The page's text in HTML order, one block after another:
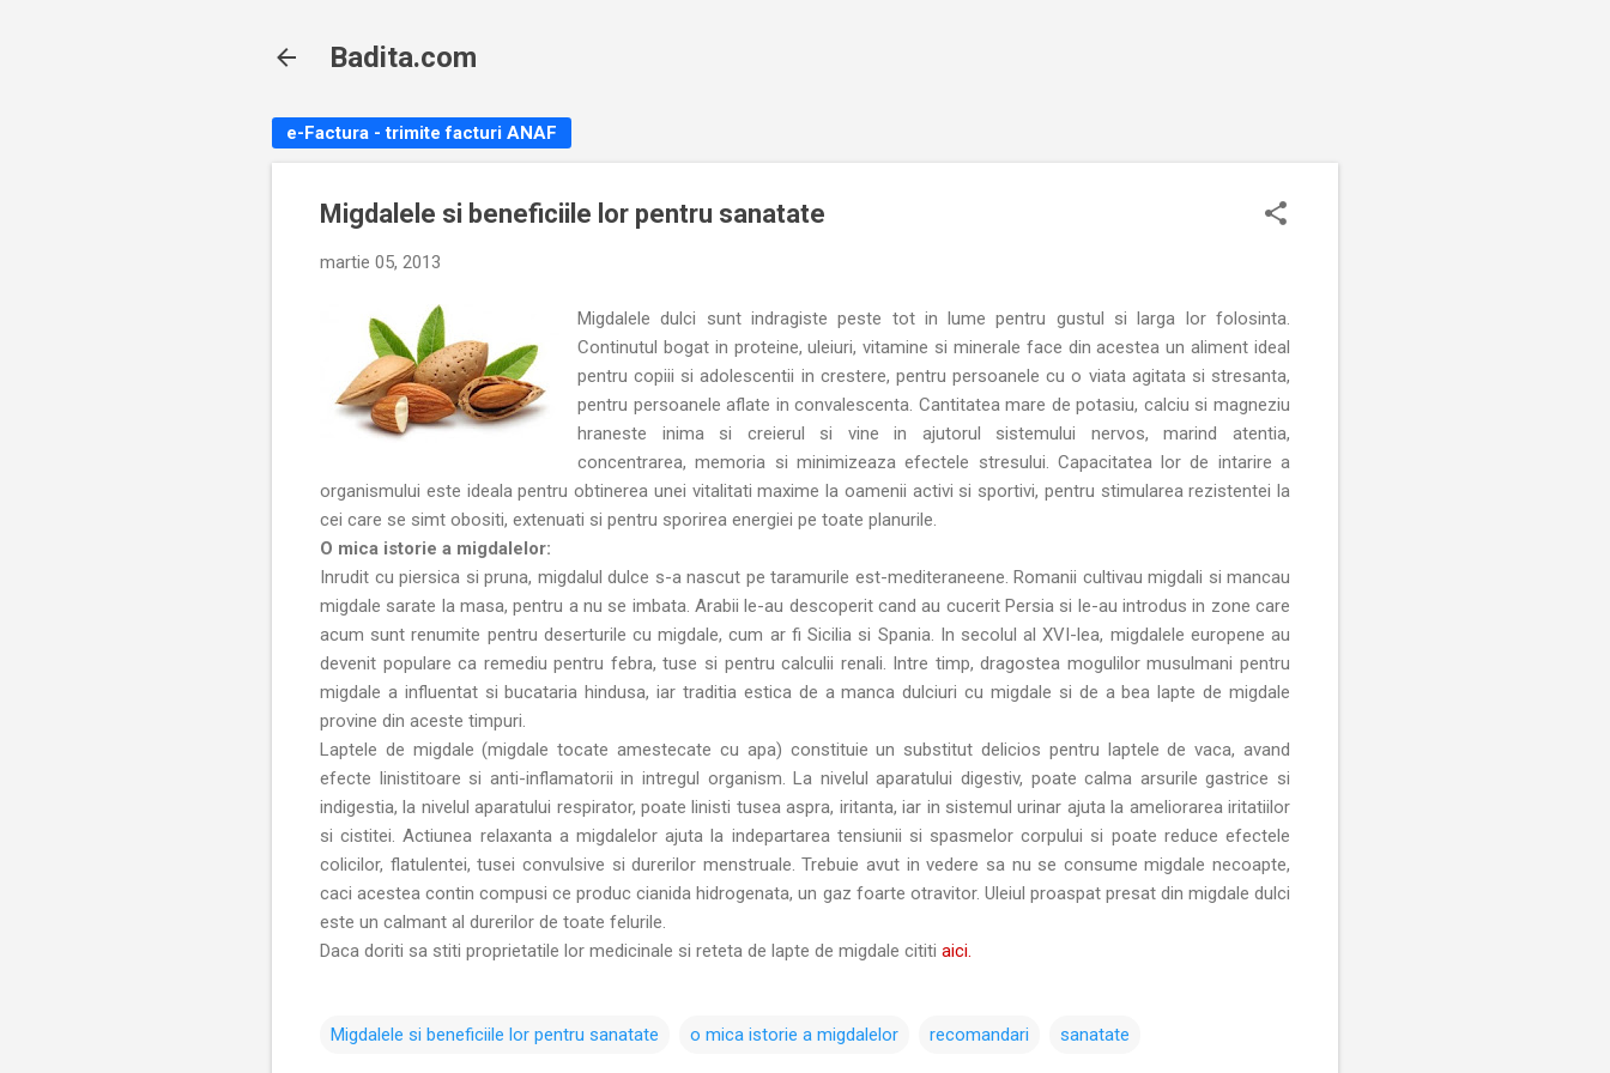
Badita.com
e-Factura - trimite facturi ANAF
Migdalele si beneficiile lor pentru sanatate
martie 05, 2013
Migdalele dulci sunt indragiste peste tot in lume pentru gustul si larga lor folosinta.
Continutul bogat in proteine, uleiuri, vitamine si minerale face din acestea un aliment ideal
pentru copiii si adolescentii in crestere, pentru persoanele cu o viata agitata si stresanta,
pentru persoanele aflate in convalescenta. Cantitatea mare de potasiu, calciu si magneziu
hraneste inima si creierul si vine in ajutorul sistemului nervos, marind atentia,
concentrarea, memoria si minimizeaza efectele stresului. Capacitatea lor de intarire a
organismului este ideala pentru obtinerea unei vitalitati maxime la oamenii activi si sportivi, pentru stimularea rezistentei la
cei care se simt obositi, extenuati si pentru sporirea energiei pe toate planurile.
O mica istorie a migdalelor:
Inrudit cu piersica si pruna, migdalul dulce s-a nascut pe taramurile est-mediteraneene. Romanii cultivau migdali si mancau
migdale sarate la masa, pentru a nu se imbata. Arabii le-au descoperit cand au cucerit Persia si le-au introdus in zone care
acum sunt renumite pentru deserturile cu migdale, cum ar fi Sicilia si Spania. In secolul al XVI-lea, migdalele europene au
devenit populare ca remediu pentru febra, tuse si pentru calculii renali. Intre timp, dragostea mogulilor musulmani pentru
migdale a influentat si bucataria hindusa, iar traditia estica de a manca dulciuri cu migdale si de a bea lapte de migdale
provine din aceste timpuri.
Laptele de migdale (migdale tocate amestecate cu apa) constituie un substitut delicios pentru laptele de vaca, avand
efecte linistitoare si anti-inflamatorii in intregul organism. La nivelul aparatului digestiv, poate calma arsurile gastrice si
indigestia, la nivelul aparatului respirator, poate linisti tusea aspra, iritanta, iar in sistemul urinar ajuta la ameliorarea iritatiilor
si cistitei. Actiunea relaxanta a migdalelor ajuta la indepartarea tensiunii si spasmelor corpului si poate reduce efectele
colicilor, flatulentei, tusei convulsive si durerilor menstruale. Trebuie avut in vedere sa nu se consume migdale necoapte,
caci acestea contin compusi ce produc cianida hidrogenata, un gaz foarte otravitor. Uleiul proaspat presat din migdale dulci
este un calmant al durerilor de toate felurile.
Daca doriti sa stiti proprietatile lor medicinale si reteta de lapte de migdale cititi aici.
Migdalele si beneficiile lor pentru sanatate o mica istorie a migdalelor recomandari sanatate